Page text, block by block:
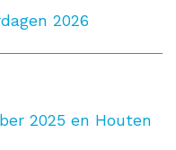
2026
2025 en Houten